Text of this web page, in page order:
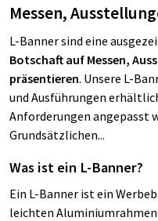
Messen,
L-Banner sind eine
Botschaft auf Messen,
präsentieren. Unsere L-
und Ausführungen
Anforderungen angepasst
Grundsätzlichen...
Was ist ein L-Banner?
Ein L-Banner ist ein
leichten